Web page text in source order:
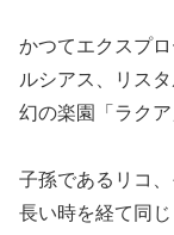
かつてエクスプ
ルシアス、リス
幻の楽園「ラクア
子孫であるリコ
長い時を経て同